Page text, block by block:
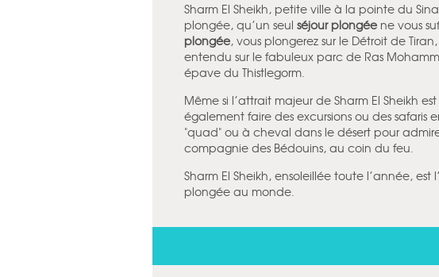
Sharm El Sheikh, petite ville à la pointe du
plongée, qu’un seul séjour plongée ne vous
plongée, vous plongerez sur le Détroit de
entendu sur le fabuleux parc de Ras
épave du Thistlegorm.
Même si l’attrait majeur de Sharm El Sheikh
également faire des excursions ou des safaris
"quad" ou à cheval dans le désert pour
compagnie des Bédouins, au coin du feu.
Sharm El Sheikh, ensoleillée toute l’année, est
plongée au monde.